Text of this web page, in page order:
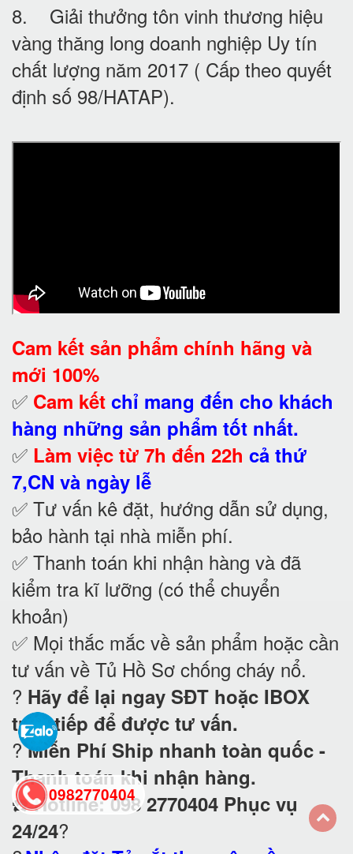
8. Giải thưởng tôn vinh thương hiệu
vàng thăng long doanh nghiệp Uy tín
chất lượng năm 2017 ( Cấp theo quyết
định số 98/HATAP).
Cam kết sản phẩm chính hãng và
mới 100%
✅ Cam kết chỉ mang đến cho khách
hàng những sản phẩm tốt nhất.
✅ Làm việc từ 7h đến 22h cả thứ
7,CN và ngày lễ
✅ Tư vấn kê đặt, hướng dẫn sử dụng,
bảo hành tại nhà miễn phí.
✅ Thanh toán khi nhận hàng và đã
kiểm tra kĩ lưỡng (có thể chuyển
khoản)
✅ Mọi thắc mắc về sản phẩm hoặc cần
tư vấn về Tủ Hồ Sơ chống cháy nổ.
? Hãy để lại ngay SĐT hoặc IBOX
trực tiếp để được tư vấn.
?Miễn Phí Ship nhanh toàn quốc -
Thanh toán khi nhận hàng.
☎️Hotline: 098 2770404 Phục vụ
24/24?
0982770404